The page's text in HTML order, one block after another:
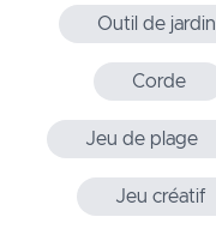
Outil de jardin
Corde
Jeu de plage
Jeu créatif